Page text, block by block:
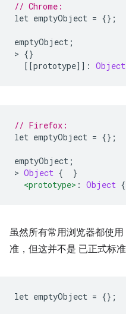
// Chrome:
let emptyObject = {};
emptyObject ;
> {}
[[prototype]]: Object
// Firefox:
let emptyObject = {};
emptyObject ;
> Object {
}
<prototype> : Object {
虽然所有常用浏览器都使用
准，但这并不是 已正式标
let emptyObject = {};